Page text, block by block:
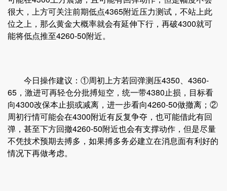
很大，上方可关注前期低点4365附近压力测试，不站上此
位之上，那么黄金大概率就会有延伸下行，再破4300就可
能将低点推至4260-50附近。
今日操作建议：①周初上方若回弹测压4350、4360-
65，激进可再轻仓分批搏短空，统一带4380止损，目标看
向4300改保本止损或减离，进一步看向4260-50做撤离；②
周初行情可能会在4300附近有反复争夺，也可能借此有回
弹，甚至下方回撤4260-50附近也会有支撑动作，但是尽量
不凭技术预期去搏多，如果搏多务必建立在消息面有利好的
情况下再做考虑。